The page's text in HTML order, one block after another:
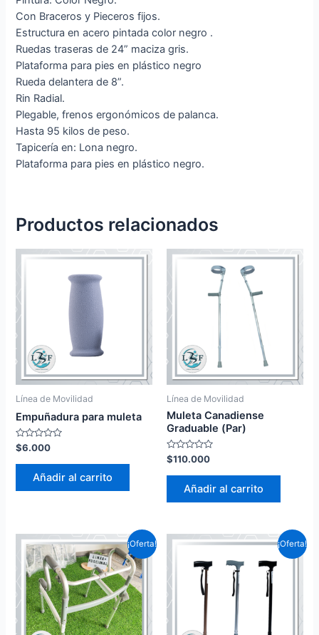
Con Braceros y Pieceros fijos.
Estructura en acero pintada color negro .
Ruedas traseras de 24” maciza gris.
Plataforma para pies en plástico negro
Rueda delantera de 8”.
Rin Radial.
Plegable, frenos ergonómicos de palanca.
Hasta 95 kilos de peso.
Tapicería en: Lona negro.
Plataforma para pies en plástico negro.
Productos relacionados
Línea de Movilidad
Empuñadura para muleta
Valorado
en
0
$6.000
Añadir al carrito
Línea de Movilidad
Muleta Canadiense
Graduable (Par)
Valorado
en
0
$110.000
Añadir al carrito
¡Oferta! ¡Oferta!